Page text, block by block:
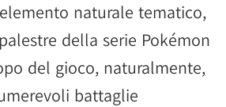
naturale tematico,
della serie Pokémon
del gioco, naturalmente,
battaglie